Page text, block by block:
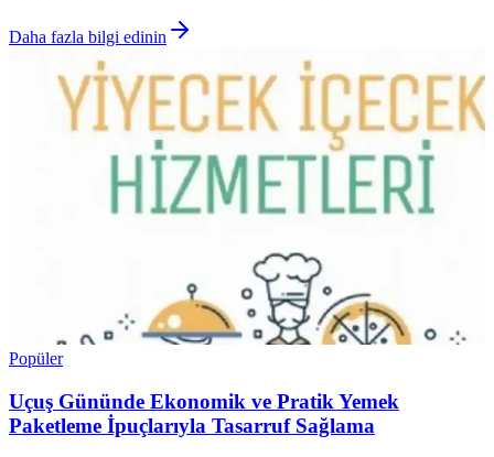
Daha fazla bilgi edinin
Popüler
Uçuş Gününde Ekonomik ve Pratik Yemek
Paketleme İpuçlarıyla Tasarruf Sağlama